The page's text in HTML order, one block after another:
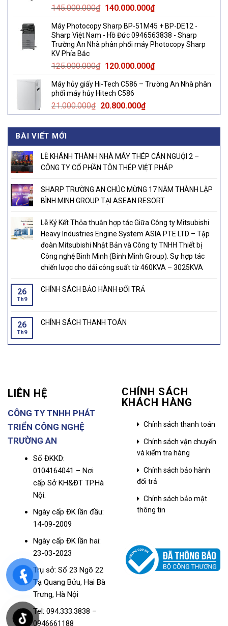
145.000.000₫ Original
was:
145.000.000₫.
140.000.000₫Current
is:
140.000.000₫.
Máy Photocopy Sharp BP-51M45 + BP-DE12 -
Sharp Việt Nam - Hồ Đức 0946563838 - Sharp
Trường An Nhà phân phối máy Photocopy Sharp
KV Phía Bắc
125.000.000₫ Original
was:
125.000.000₫.
120.000.000₫Current
is:
Máy hủy giấy Hi-Tech C586 – Trường An Nhà phân
phối máy hủy Hitech C586
21.000.000₫ Original
price
was:
20.800.000₫Current
price
is:
BÀI VIẾT MỚI
LỄ KHÁNH THÀNH NHÀ MÁY THÉP CÁN NGUỘI 2 –
CÔNG TY CỔ PHẦN TÔN THÉP VIỆT PHÁP
SHARP TRƯỜNG AN CHÚC MỪNG 17 NĂM THÀNH LẬP
BÌNH MINH GROUP TẠI ASEAN RESORT
Lễ Ký Kết Thỏa thuận hợp tác Giữa Công ty Mitsubishi
Heavy Industries Engine System ASIA PTE LTD – Tập
đoàn Mitsubishi Nhật Bản và Công ty TNHH Thiết bị
Công nghệ Bình Minh (Binh Minh Group). Sự hợp tác
chiến lược cho dải công suất từ 460KVA – 3025KVA
26
Th9
CHÍNH SÁCH BẢO HÀNH ĐỔI TRẢ
26
Th9
CHÍNH SÁCH THANH TOÁN
LIÊN HỆ
CÔNG TY TNHH PHÁT
TRIỂN CÔNG NGHỆ
TRƯỜNG AN
Số ĐKKD:
0104164041 – Nơi
cấp Sở KH&ĐT TP.Hà
Nội.
Ngày cấp ĐK lần đầu:
14-09-2009
Ngày cấp ĐK lần hai:
23-03-2023
Trụ sở: Số 23 Ngõ 22
Tạ Quang Bửu, Hai Bà
Trưng, Hà Nội
Tel: 094.333.3838 –
0946661188
CHÍNH SÁCH
KHÁCH HÀNG
Chính sách thanh toán
Chính sách vận chuyển
và kiểm tra hàng
Chính sách bảo hành
đổi trả
Chính sách bảo mật
thông tin